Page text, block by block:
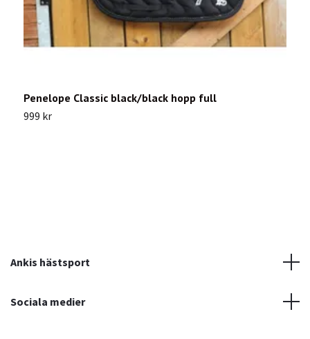
Penelope Classic black/black hopp full
999 kr
Ankis hästsport
Sociala medier